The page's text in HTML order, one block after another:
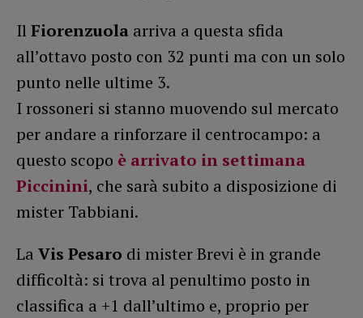
Il Fiorenzuola arriva a questa sfida
all’ottavo posto con 32 punti ma con un solo
punto nelle ultime 3.
I rossoneri si stanno muovendo sul mercato
per andare a rinforzare il centrocampo: a
questo scopo è arrivato in settimana
Piccinini, che sarà subito a disposizione di
mister Tabbiani.
La Vis Pesaro di mister Brevi è in grande
difficoltà: si trova al penultimo posto in
classifica a +1 dall’ultimo e, proprio per